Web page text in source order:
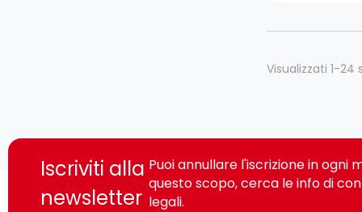
Visualizzati 1-24
Iscriviti alla
newsletter
Puoi annullare l'iscrizione in ogni
questo scopo, cerca le info di
legali.